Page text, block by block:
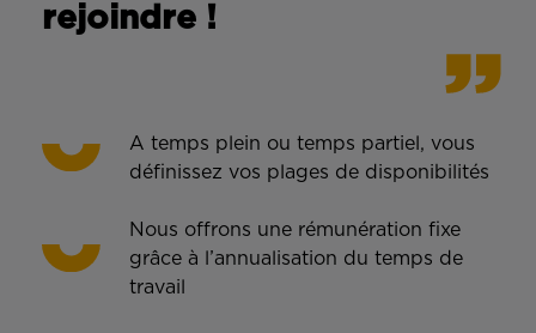
rejoindre !
A temps plein ou temps partiel, vous
définissez vos plages de disponibilités
Nous offrons une rémunération fixe
grâce à l’annualisation du temps de
travail